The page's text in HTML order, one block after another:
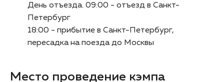
День отъезда 09:00 - отъезд в Санкт-
Петербург
18:00 - прибытие в Санкт-Петербург,
пересадка на поезда до Москвы
Место проведение кэмпа